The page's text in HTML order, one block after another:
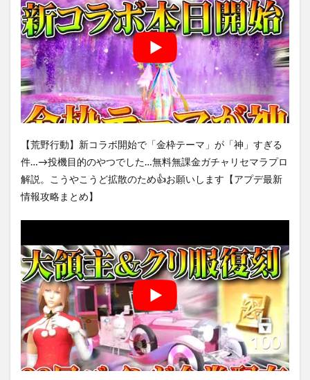
【荒野行動】新コラボ開始で「金枠テーマ」が「神」すぎる
件…→投機目的のやつでした…無料無課金ガチャリセマラプロ
解説。こうやこうど拡散のため👍お願いします【アプデ最新
情報攻略まとめ】